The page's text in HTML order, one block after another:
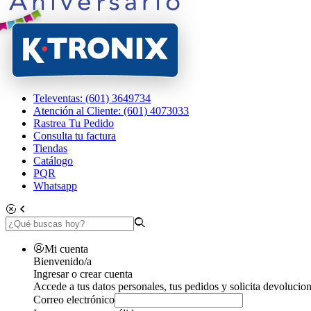
Televentas: (601) 3649734
Atención al Cliente: (601) 4073033
Rastrea Tu Pedido
Consulta tu factura
Tiendas
Catálogo
PQR
Whatsapp
Mi cuenta
Bienvenido/a
Ingresar o crear cuenta
Accede a tus datos personales, tus pedidos y solicita
Correo electrónico